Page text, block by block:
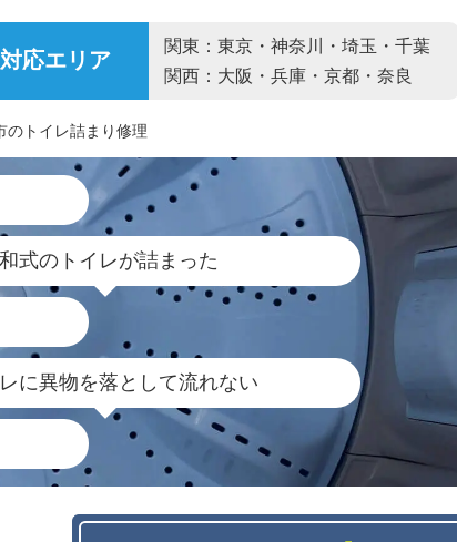
対応エリア
関東：東京・神奈川・埼玉・千葉
関西：大阪・兵庫・京都・奈良
のトイレ詰まり修理
和式のトイレが詰まった
レに異物を落として流れない